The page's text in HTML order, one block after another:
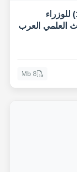
كتاب وقائع المؤتمر الثاني عشر (12) للوزراء
العلمي العرب
8 Mb